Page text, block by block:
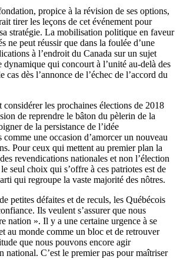
propice à la révision de ses options,
tirer les leçons de cet événement pour
stratégie. La mobilisation politique en faveur
ne peut réussir que dans la foulée d’une
à l’endroit du Canada sur un sujet
dynamique qui concourt à l’unité au-delà des
cas dès l’annonce de l’échec de l’accord du
les prochaines élections de 2018
de reprendre le bâton du pèlerin de la
de la persistance de l’idée
comme une occasion d’amorcer un nouveau
Pour ceux qui mettent au premier plan la
revendications nationales et non l’élection
seul choix qui s’offre à ces patriotes est de
qui regroupe la vaste majorité des nôtres.
petites défaites et de reculs, les Québécois
Ils veulent s’assurer que nous
nation ». Il y a une certaine urgence à se
au monde comme un bloc et de retrouver
que nous pouvons encore agir
national. C’est le premier pas pour maîtriser